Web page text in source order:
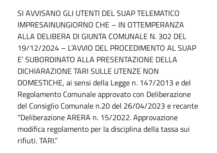
SI AVVISANO GLI UTENTI DEL SUAP TELEMATICO
IMPRESAINUNGIORNO CHE – IN OTTEMPERANZA
ALLA DELIBERA DI GIUNTA COMUNALE N. 302 DEL
19/12/2024 – L’AVVIO DEL PROCEDIMENTO AL SUAP
E’ SUBORDINATO ALLA PRESENTAZIONE DELLA
DICHIARAZIONE TARI SULLE UTENZE NON
DOMESTICHE, ai sensi della Legge n. 147/2013 e del
Regolamento Comunale approvato con Deliberazione
del Consiglio Comunale n.20 del 26/04/2023 e recante
“Deliberazione ARERA n. 15/2022. Approvazione
modifica regolamento per la disciplina della tassa sui
rifiuti. TARI.”